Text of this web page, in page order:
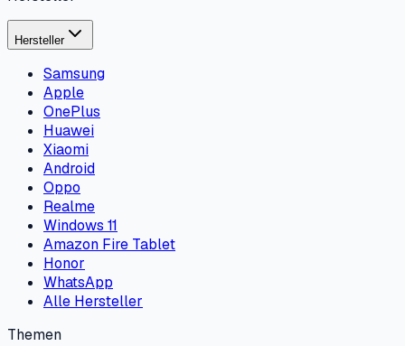
Hersteller
Samsung
Apple
OnePlus
Huawei
Xiaomi
Android
Oppo
Realme
Windows 11
Amazon Fire Tablet
Honor
WhatsApp
Alle Hersteller
Themen